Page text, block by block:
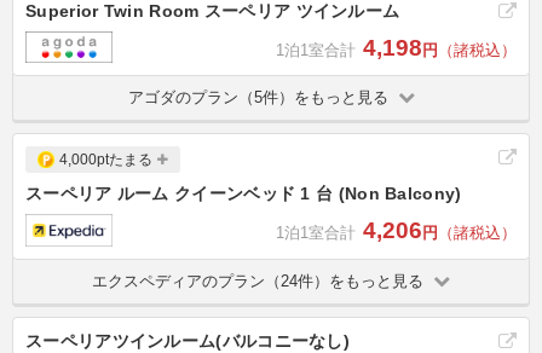
Superior Twin Room スーペリア ツインルーム
1泊1室合計 4,198円 （諸税込）
アゴダのプラン（5件）をもっと見る
4,000ptたまる
スーペリア ルーム クイーンベッド 1 台 (Non Balcony)
1泊1室合計 4,206 円 （諸税込）
エクスペディアのプラン（24件）をもっと見る
スーペリアツインルーム(バルコニーなし)